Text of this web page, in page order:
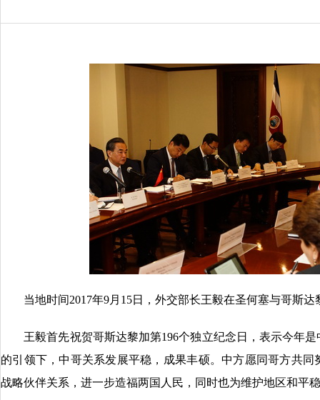
当地时间2017年9月15日，外交部长王毅在圣何塞与哥斯达
王毅首先祝贺哥斯达黎加第196个独立纪念日，表示今年是
的引领下，中哥关系发展平稳，成果丰硕。中方愿同哥方共
战略伙伴关系，进一步造福两国人民，同时也为维护地区和平